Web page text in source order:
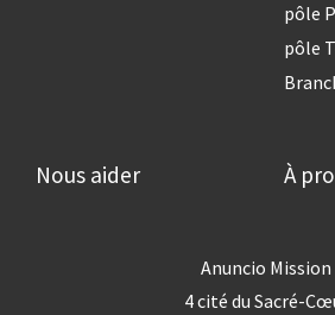
pôle
pôle
Nous aider À
Anuncio Mission
4 cité du Sacré-